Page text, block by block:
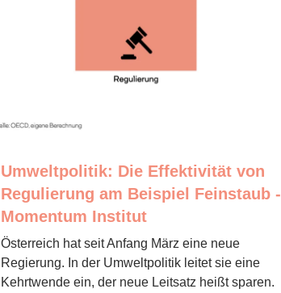
Umweltpolitik: Die Effektivität von
Regulierung am Beispiel Feinstaub -
Momentum Institut
Österreich hat seit Anfang März eine neue
Regierung. In der Umweltpolitik leitet sie eine
Kehrtwende ein, der neue Leitsatz heißt sparen.